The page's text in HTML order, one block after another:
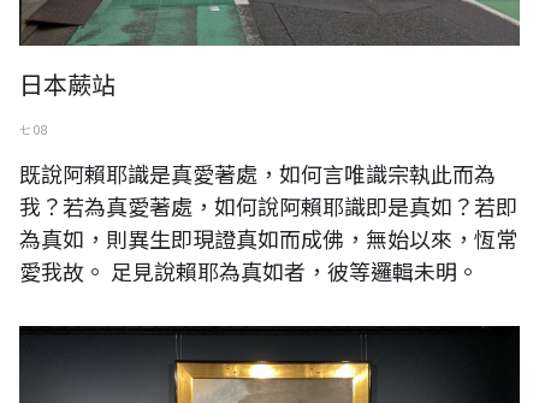
日本蕨站
七 08
既說阿賴耶識是真愛著處，如何言唯識宗執此而為
我？若為真愛著處，如何說阿賴耶識即是真如？若即
為真如，則異生即現證真如而成佛，無始以來，恆常
愛我故。 足見說賴耶為真如者，彼等邏輯未明。